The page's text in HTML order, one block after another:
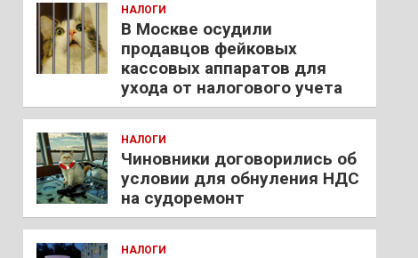
НАЛОГИ
В Москве осудили
продавцов фейковых
кассовых аппаратов для
ухода от налогового учета
НАЛОГИ
Чиновники договорились об
условии для обнуления НДС
на судоремонт
НАЛОГИ